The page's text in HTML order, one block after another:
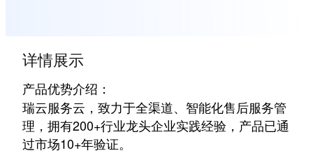
详情展示
产品优势介绍：
瑞云服务云，致力于全渠道、智能化售后服务管
理，拥有200+行业龙头企业实践经验，产品已通
过市场10+年验证。